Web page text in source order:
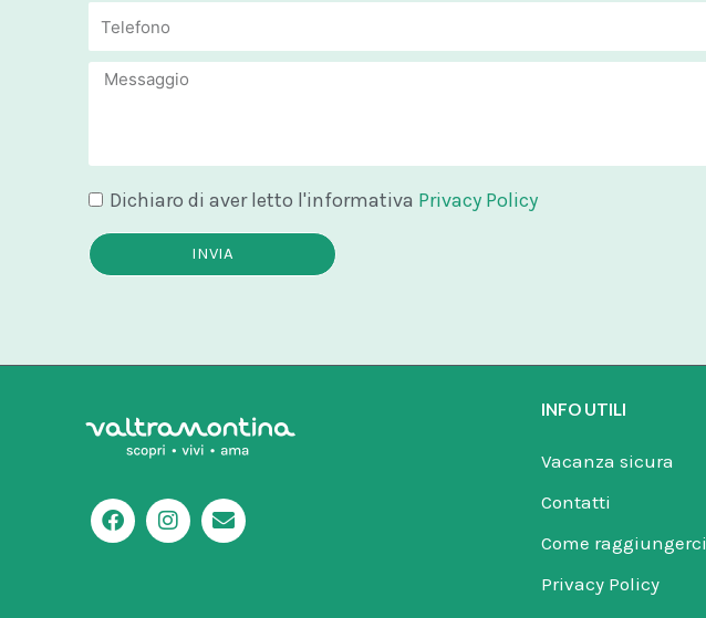
Email
Message
Dichiaro di aver letto l'informativa Privacy Policy
INVIA
F
a
I
n
E
n
INFO UTILI
Vacanza sicura
Contatti
Come raggiungerci
Privacy Policy